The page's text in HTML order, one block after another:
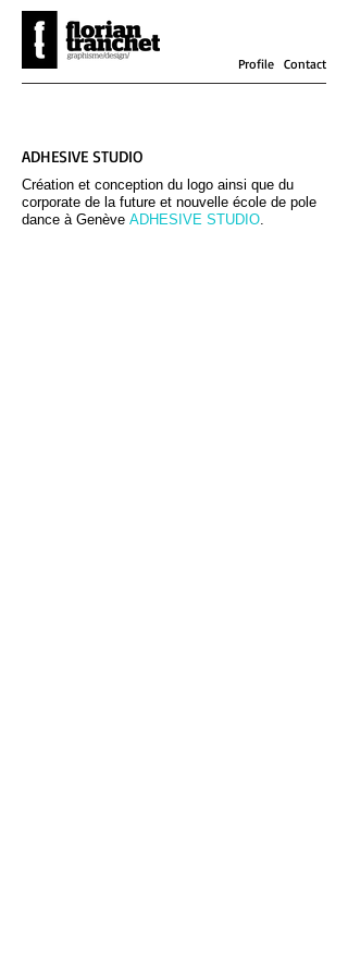
Profile Contact
ADHESIVE STUDIO
Création et conception du logo ainsi que du
corporate de la future et nouvelle école de pole
dance à Genève ADHESIVE STUDIO.